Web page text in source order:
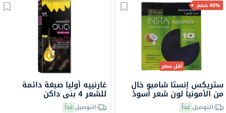
40% خصم
أقل سعر
ستريكس إنستا شامبو خالٍ
من الأمونيا لون شعر أسود
طبيعي 1
التوصيلغداً
غارنييه أوليا صبغة دائمة
للشعر 4 بني داكن
التوصيلغداً